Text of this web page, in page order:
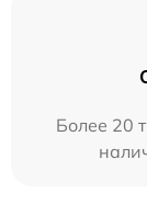
Более 20